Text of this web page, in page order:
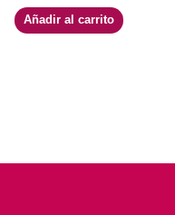
Añadir al carrito